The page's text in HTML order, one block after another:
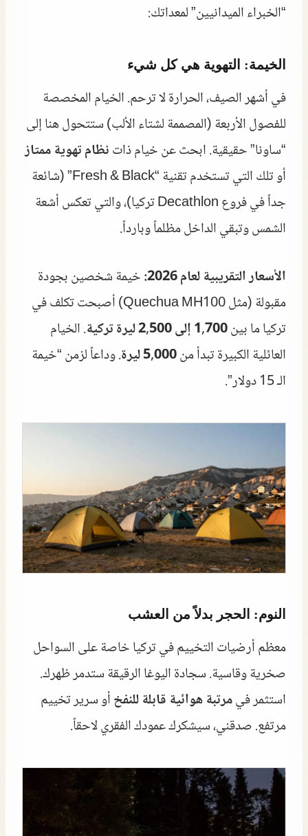
“الخبراء الميدانيين” لمعداتك:
الخيمة: التهوية هي كل شيء
في أشهر الصيف، الحرارة لا ترحم. الخيام المخصصة
للفصول الأربعة (المصممة لشتاء الألب) ستتحول هنا إلى
“ساونا” حقيقية. ابحث عن خيام ذاتنظام تهوية ممتاز
أو تلك التي تستخدم تقنية “Fresh & Black” (شائعة
جداً في فروع Decathlon تركيا)، والتي تعكس أشعة
الشمس وتبقي الداخل مظلماً وبارداً.
الأسعار التقريبية لعام 2026:
خيمة شخصين بجودة
مقبولة (مثل Quechua MH100) أصبحت تكلف في
تركيا ما بين1,700 إلى 2,500 ليرة تركية
. الخيام
العائلية الكبيرة تبدأ من5,000 ليرة
. وداعاً لزمن “خيمة
الـ 15 دولار”.
النوم: الحجر بدلاً من العشب
معظم أرضيات التخييم في تركيا خاصة على السواحل
صخرية وقاسية. سجادة اليوغا الرقيقة ستدمر ظهرك.
استثمر فيمرتبة هوائية قابلة للنفخأو سرير تخييم
مرتفع. صدقني، سيشكرك عمودك الفقري لاحقاً.